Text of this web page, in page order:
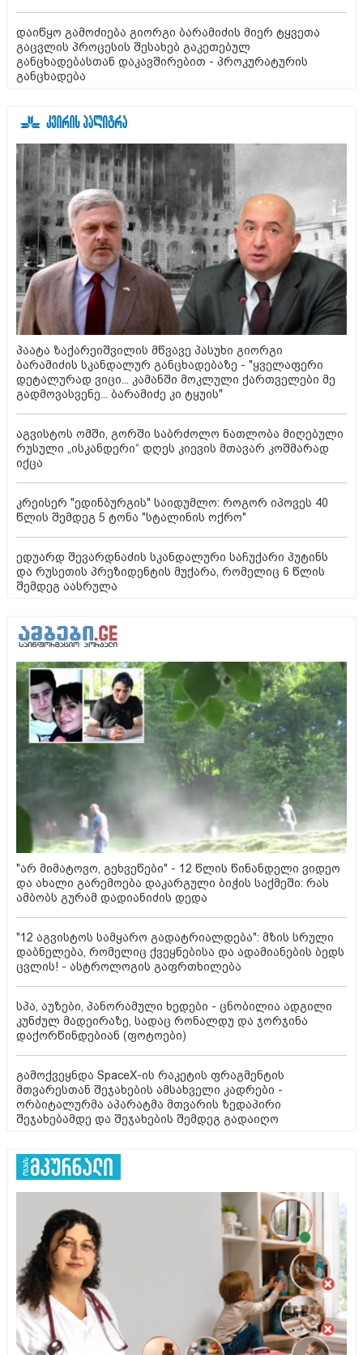
დაიწყო გამოძიება გიორგი ბარამიძის მიერ ტყვეთა
გაცვლის პროცესის შესახებ გაკეთებულ
განცხადებასთან დაკავშირებით - პროკურატურის
განცხადება
პაატა ზაქარეიშვილის მწვავე პასუხი გიორგი
ბარამიძის სკანდალურ განცხადებაზე - "ყველაფერი
დეტალურად ვიცი... კამანში მოკლული ქართველები მე
გადმოვასვენე... ბარამიძე კი ტყუის"
აგვისტოს ომში, გორში საბრძოლო ნათლობა მიღებული
რუსული „ისკანდერი“ დღეს კიევის მთავარ კოშმარად
იქცა
კრეისერ "ედინბურგის" საიდუმლო: როგორ იპოვეს 40
წლის შემდეგ 5 ტონა "სტალინის ოქრო"
ედუარდ შევარდნაძის სკანდალური საჩუქარი პუტინს
და რუსეთის პრეზიდენტის მუქარა, რომელიც 6 წლის
შემდეგ აასრულა
"არ მიმატოვო, გეხვეწები" - 12 წლის წინანდელი ვიდეო
და ახალი გარემოება დაკარგული ბიჭის საქმეში: რას
ამბობს გურამ დადიანიძის დედა
"12 აგვისტოს სამყარო გადატრიალდება": მზის სრული
დაბნელება, რომელიც ქვეყნებისა და ადამიანების ბედს
ცვლის! - ასტროლოგის გაფრთხილება
სპა, აუზები, პანორამული ხედები - ცნობილია ადგილი
კუნძულ მადეირაზე, სადაც რონალდუ და ჯორჯინა
დაქორწინდებიან (ფოტოები)
გამოქვეყნდა SpaceX-ის რაკეტის ფრაგმენტის
მთვარესთან შეჯახების ამსახველი კადრები -
ორბიტალურმა აპარატმა მთვარის ზედაპირი
შეჯახებამდე და შეჯახების შემდეგ გადაიღო